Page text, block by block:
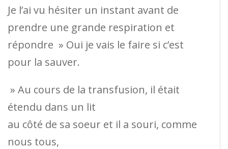
Je l’ai vu hésiter un instant avant de
prendre une grande respiration et
répondre » Oui je vais le faire si c’est
pour la sauver.
» Au cours de la transfusion, il était
étendu dans un lit
au côté de sa soeur et il a souri, comme
nous tous,